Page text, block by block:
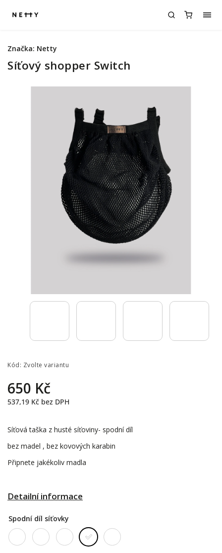
Síťový shopper Switch
Kód: Zvolte variantu
650 Kč
537,19 Kč bez DPH
Síťová taška z husté síťoviny- spodní díl
bez madel , bez kovových karabin
Připnete jakékoliv madla
Detailní informace
Značka: Netty
Spodní díl síťovky